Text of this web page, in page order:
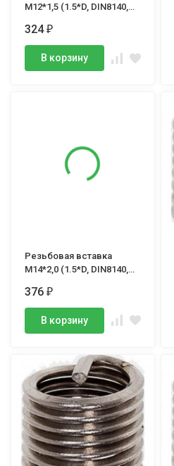
М12*1,5 (1.5*D, DIN8140,
324₽
В корзину
Резьбовая вставка
М14*2,0 (1.5*D, DIN8140,
376₽
В корзину